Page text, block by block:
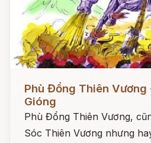
Phù Đổng Thiên
Gióng
Phù Đổng Thiên Vương,
Sóc Thiên Vương nhưng